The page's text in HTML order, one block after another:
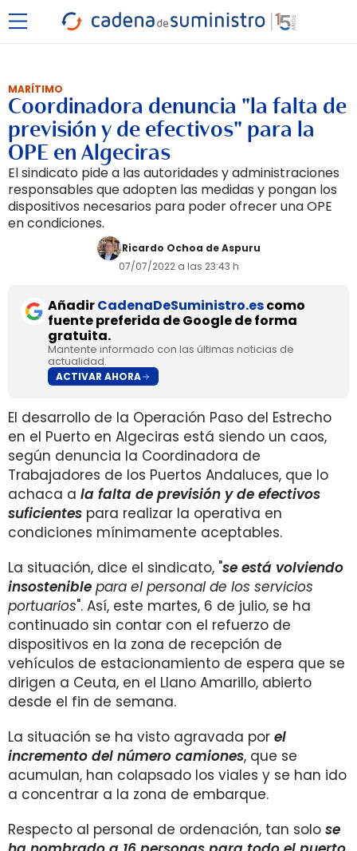
MARÍTIMO
Coordinadora denuncia "la falta de
previsión y de efectivos" para la
OPE en Algeciras
El sindicato pide a las autoridades y administraciones
responsables que adopten las medidas y pongan los
dispositivos necesarios para poder ofrecer una OPE
en condiciones.
Ricardo Ochoa de Aspuru
07/07/2022 a las 23:43 h
AñadirCadenaDeSuministro.escomo
fuente preferida de Google de forma
gratuita.
Mantente informado con las últimas noticias de
actualidad.
ACTIVAR AHORA
El desarrollo de la Operación Paso del Estrecho
en el Puerto en Algeciras está siendo un caos,
según denuncia la Coordinadora de
Trabajadores de los Puertos Andaluces, que lo
achaca a la falta de previsión y de efectivos
suficientes para realizar la operativa en
condiciones mínimamente aceptables.
La situación, dice el sindicato, "se está volviendo
insostenible para el personal de los servicios
portuarios". Así, este martes, 6 de julio, se ha
continuado sin contar con el refuerzo de
dispositivos en la zona de recepción de
vehículos de estacionamiento de espera que se
dirigen a Ceuta, en el Llano Amarillo, abierto
desde el fin de semana.
La situación se ha visto agravada por el
incremento del número camiones, que se
acumulan, han colapsado los viales y se han ido
a concentrar a la zona de embarque.
Respecto al personal de ordenación, tan solo se